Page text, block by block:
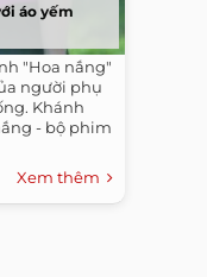
áo yếm
"Hoa nắng"
người phụ
Khánh
- bộ phim
Xem thêm